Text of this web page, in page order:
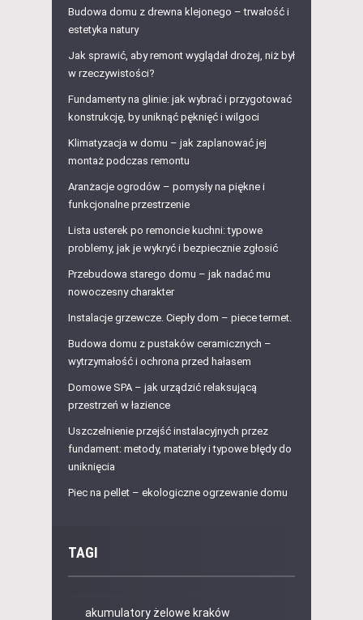
Budowa domu z drewna klejonego – trwałość i
estetyka natury
Jak sprawić, aby remont wyglądał drożej, niż był
w rzeczywistości?
Fundamenty na glinie: jak wybrać i przygotować
konstrukcję, by uniknąć pęknięć i wilgoci
Klimatyzacja w domu – jak zaplanować jej
montaż podczas remontu
Aranżacje ogrodów – pomysły na piękne i
funkcjonalne przestrzenie
Lista usterek po remoncie kuchni: typowe
problemy, jak je wykryć i bezpiecznie zgłosić
Przebudowa starego domu – jak nadać mu
nowoczesny charakter
Instalacje grzewcze. Ciepły dom – piece termet.
Budowa domu z pustaków ceramicznych –
wytrzymałość i ochrona przed hałasem
Domowe SPA – jak urządzić relaksującą
przestrzeń w łazience
Uszczelnienie przejść instalacyjnych przez
fundament: metody, materiały i typowe błędy do
uniknięcia
Piec na pellet – ekologiczne ogrzewanie domu
TAGI
akumulatory żelowe kraków